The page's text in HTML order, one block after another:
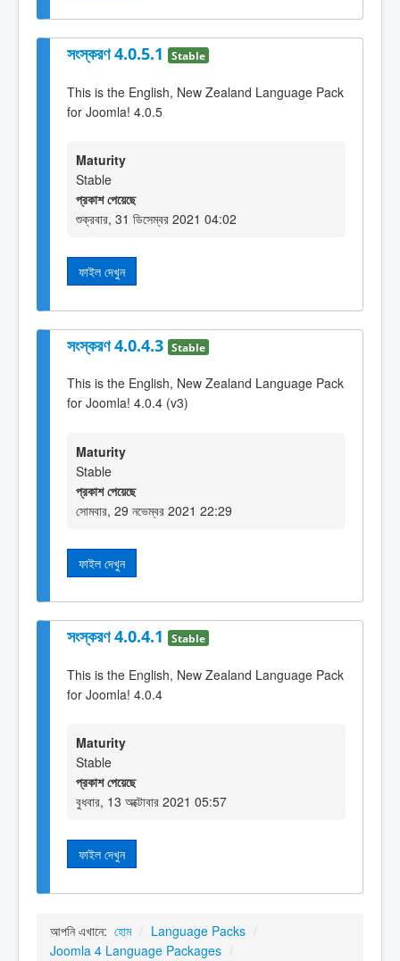
সংস্করণ 4.0.5.1 Stable
This is the English, New Zealand Language Pack
for Joomla! 4.0.5
Maturity
Stable
প্রকাশ পেয়েছে
শুক্রবার, 31 ডিসেম্বর 2021 04:02
ফাইল দেখুন
সংস্করণ 4.0.4.3 Stable
This is the English, New Zealand Language Pack
for Joomla! 4.0.4 (v3)
Maturity
Stable
প্রকাশ পেয়েছে
সোমবার, 29 নভেম্বর 2021 22:29
ফাইল দেখুন
সংস্করণ 4.0.4.1 Stable
This is the English, New Zealand Language Pack
for Joomla! 4.0.4
Maturity
Stable
প্রকাশ পেয়েছে
বুধবার, 13 অক্টোবার 2021 05:57
ফাইল দেখুন
আপনি এখানে: হোম / Language Packs /
Joomla 4 Language Packages /